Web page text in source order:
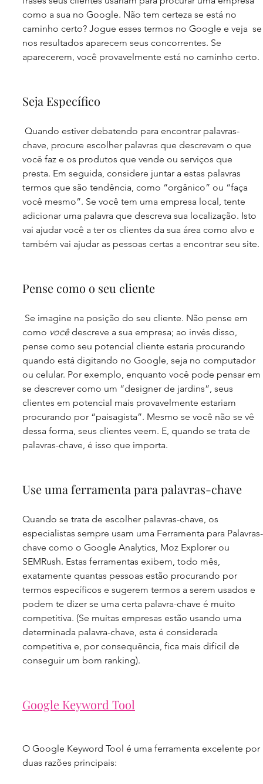
como a sua no Google. Não tem certeza se está no
caminho certo? Jogue esses termos no Google e veja
nos resultados aparecem seus concorrentes. Se
aparecerem, você provavelmente está no caminho certo.
Seja Específico
chave, procure escolher palavras que descrevam o que
você faz e os produtos que vende ou serviços que
presta. Em seguida, considere juntar a estas palavras
termos que são tendência, como “orgânico” ou “faça
você mesmo”. Se você tem uma empresa local, tente
adicionar uma palavra que descreva sua localização. Isto
vai ajudar você a ter os clientes da sua área como alvo e
também vai ajudar as pessoas certas a encontrar seu site.
Pense como o seu cliente
como você descreve a sua empresa; ao invés disso,
pense como seu potencial cliente estaria procurando
quando está digitando no Google, seja no computador
ou celular. Por exemplo, enquanto você pode pensar em
se descrever como um “designer de jardins”, seus
clientes em potencial mais provavelmente estariam
procurando por “paisagista”. Mesmo se você não se vê
dessa forma, seus clientes veem. E, quando se trata de
palavras-chave, é isso que importa.
Use uma ferramenta para palavras-chave
Quando se trata de escolher palavras-chave, os
especialistas sempre usam uma Ferramenta para Palavras-
chave como o Google Analytics, Moz Explorer ou
SEMRush. Estas ferramentas exibem, todo mês,
exatamente quantas pessoas estão procurando por
termos específicos e sugerem termos a serem usados e
podem te dizer se uma certa palavra-chave é muito
competitiva. (Se muitas empresas estão usando uma
determinada palavra-chave, esta é considerada
competitiva e, por consequência, fica mais difícil de
conseguir um bom ranking).
Google Keyword Tool
O Google Keyword Tool é uma ferramenta excelente por
duas razões principais: